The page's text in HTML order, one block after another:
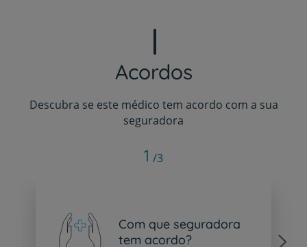
Acordos
Descubra se este médico tem acordo com a sua
seguradora
Com que seguradora
tem acordo?
1 /3